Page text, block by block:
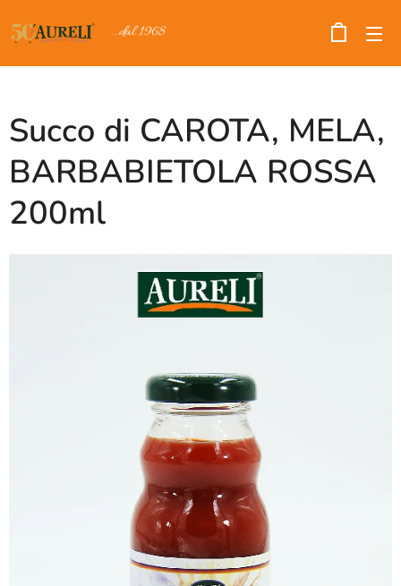
...dal 1968
Succo di CAROTA, MELA,
BARBABIETOLA ROSSA
200ml